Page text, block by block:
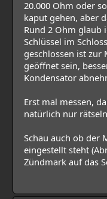
20.000 Ohm oder
kaput gehen, aber
Rund 2 Ohm glaub
Schlüssel im
geschlossen ist zur
geöffnet sein,
Kondensator
Erst mal messen,
natürlich nur
Schau auch ob der
eingestellt steht
Zündmark auf das